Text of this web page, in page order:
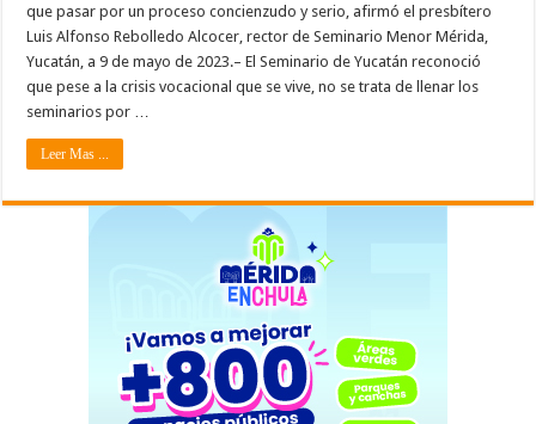
que pasar por un proceso concienzudo y serio, afirmó el presbítero
Luis Alfonso Rebolledo Alcocer, rector de Seminario Menor Mérida,
Yucatán, a 9 de mayo de 2023.– El Seminario de Yucatán reconoció
que pese a la crisis vocacional que se vive, no se trata de llenar los
seminarios por …
Leer Mas ...